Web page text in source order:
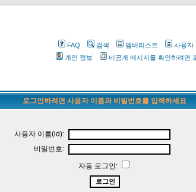
FAQ 검색 멤버리스트 사용자
개인 정보
비공개 메시지를 확인하려면
로그인하려면 사용자 이름과 비밀번호를 입력하세요
사용자 이름(id):
비밀번호:
자동 로그인: